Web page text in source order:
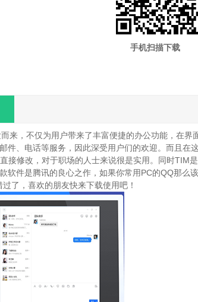
手机扫描下载
来，不仅为用户带来了丰富便捷的办公功能，在界
件、电话等服务，因此深受用户们的欢迎。而且在
接修改，对于职场的人士来说很是实用。同时TIM
软件是腾讯的良心之作，如果你常用PC的QQ那么
了，喜欢的朋友快来下载使用吧！